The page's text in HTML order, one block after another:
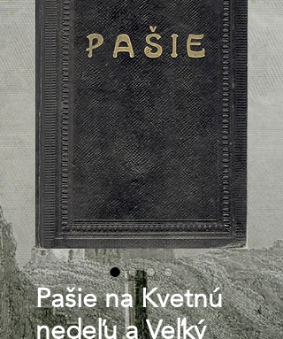
Pašie na Kvetnú
nedeľu a Veľký